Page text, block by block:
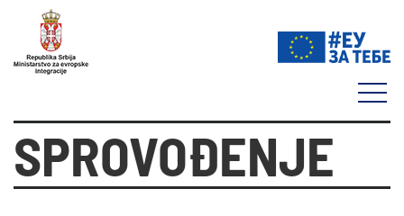
SPROVOĐENJE